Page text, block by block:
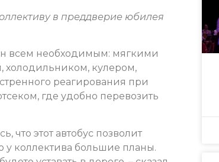
в преддверие юбилея
всем необходимым: мягкими
холодильником, кулером,
реагирования при
где удобно перевозить
этот автобус позволит
у коллектива большие планы.